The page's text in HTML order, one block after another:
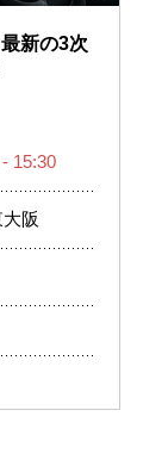
新の3次
15:30
阪